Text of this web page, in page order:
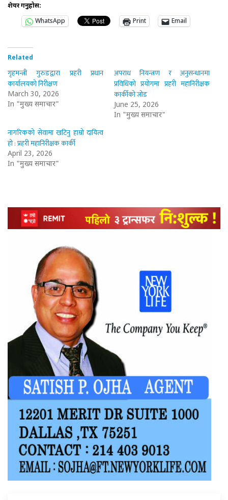
शेयर गर्नुहोस:
WhatsApp
Print Email
Related
गृहमन्त्री गुरुङद्वारा प्रहरी प्रधान
कार्यालयको निरीक्षण
March 30, 2026
In "मुख्य समाचार"
अपराध नियन्त्रण र अनुसन्धानमा
प्रविधिको प्रयोगमा प्रहरी महानिरीक्षक
कार्कीको जोड
June 25, 2026
In "मुख्य समाचार"
नागरिकको सेवामा खटिनु हाम्रो दायित्व
हो : प्रहरी महानिरीक्षक कार्की
April 23, 2026
In "मुख्य समाचार"